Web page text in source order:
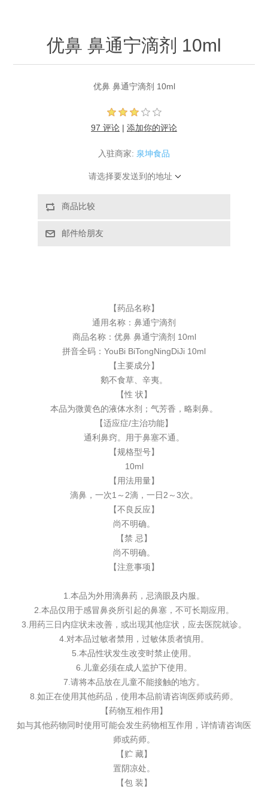
优鼻 鼻通宁滴剂 10ml
优鼻 鼻通宁滴剂 10ml
97 评论 | 添加你的评论
入驻商家: 泉坤食品
请选择要发送到的地址
【药品名称】
通用名称： 鼻通宁滴剂
商品名称：优鼻 鼻通宁滴剂 10ml
拼音全码：YouBi BiTongNingDiJi 10ml
【主要成分】
鹅不食草、辛夷。
【性 状】
本品为微黄色的液体水剂；气芳香，略刺鼻。
【适应症/主治功能】
通利鼻窍。用于鼻塞不通。
【规格型号】
10ml
【用法用量】
滴鼻，一次1～2滴，一日2～3次。
【不良反应】
尚不明确。
【禁 忌】
尚不明确。
【注意事项】
1.本品为外用滴鼻药，忌滴眼及内服。
2.本品仅用于感冒鼻炎所引起的鼻塞，不可长期应用。
3.用药三日内症状未改善，或出现其他症状，应去医院就诊。
4.对本品过敏者禁用，过敏体质者慎用。
5.本品性状发生改变时禁止使用。
6.儿童必须在成人监护下使用。
7.请将本品放在儿童不能接触的地方。
8.如正在使用其他药品，使用本品前请咨询医师或药师。
【药物互相作用】
如与其他药物同时使用可能会发生药物相互作用，详情请咨询医
师或药师。
【贮 藏】
置阴凉处。
【包 装】